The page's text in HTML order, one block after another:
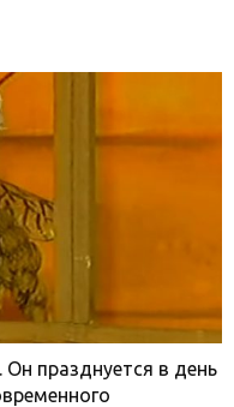
празднуется в день